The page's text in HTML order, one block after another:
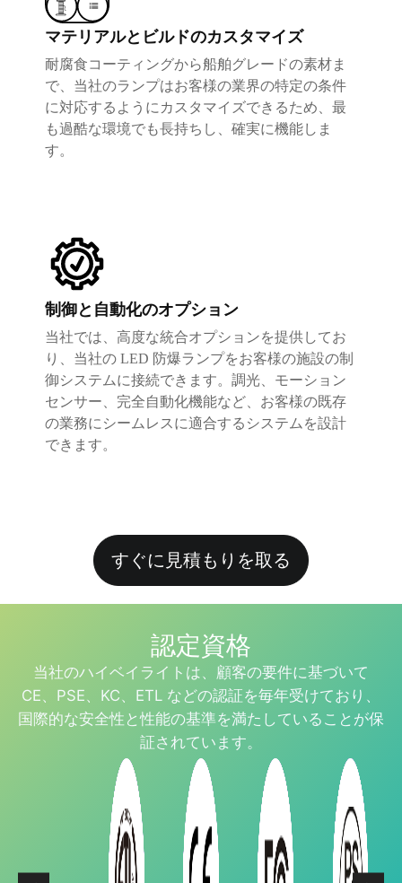
マテリアルとビルドのカスタマイズ
耐腐食コーティングから船舶グレードの素材ま
で、当社のランプはお客様の業界の特定の条件
に対応するようにカスタマイズできるため、最
も過酷な環境でも長持ちし、確実に機能しま
す。
制御と自動化のオプション
当社では、高度な統合オプションを提供してお
り、当社の LED 防爆ランプをお客様の施設の制
御システムに接続できます。調光、モーション
センサー、完全自動化機能など、お客様の既存
の業務にシームレスに適合するシステムを設計
できます。
すぐに見積もりを取る
認定資格
当社のハイベイライトは、顧客の要件に基づいて
CE、PSE、KC、ETL などの認証を毎年受けており、
国際的な安全性と性能の基準を満たしていることが保
証されています。